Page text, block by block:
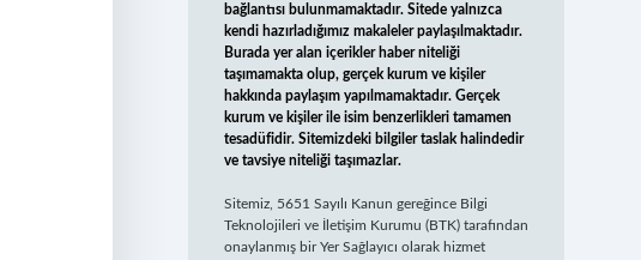
bağlantısı bulunmamaktadır. Sitede yalnızca
kendi hazırladığımız makaleler paylaşılmaktadır.
Burada yer alan içerikler haber niteliği
taşımamakta olup, gerçek kurum ve kişiler
hakkında paylaşım yapılmamaktadır. Gerçek
kurum ve kişiler ile isim benzerlikleri tamamen
tesadüfidir. Sitemizdeki bilgiler taslak halindedir
ve tavsiye niteliği taşımazlar.
Sitemiz, 5651 Sayılı Kanun gereğince Bilgi
Teknolojileri ve İletişim Kurumu (BTK) tarafından
onaylanmış bir Yer Sağlayıcı olarak hizmet